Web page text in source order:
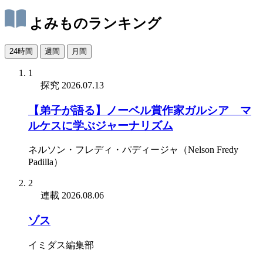
よみものランキング
24時間 週間 月間
1
探究 2026.07.13
【弟子が語る】ノーベル賞作家ガルシア゠マ
ルケスに学ぶジャーナリズム
ネルソン・フレディ・パディージャ（Nelson Fredy
Padilla）
2
連載 2026.08.06
ゾス
イミダス編集部